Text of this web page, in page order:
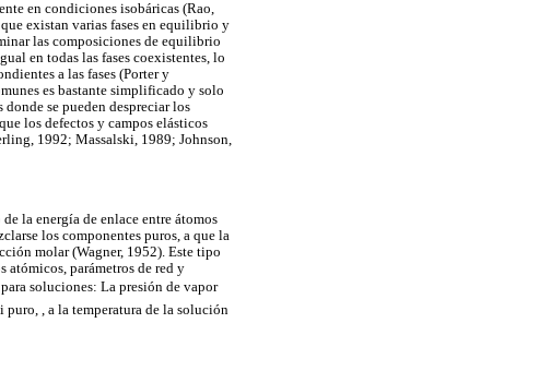
en condiciones isobáricas (Rao,
existan varias fases en equilibrio y
las composiciones de equilibrio
en todas las fases coexistentes, lo
a las fases (Porter y
es bastante simplificado y solo
se pueden despreciar los
los defectos y campos elásticos
1992; Massalski, 1989; Johnson,
la energía de enlace entre átomos
los componentes puros, a que la
molar (Wagner, 1952). Este tipo
atómicos, parámetros de red y
soluciones: La presión de vapor
, a la temperatura de la solución